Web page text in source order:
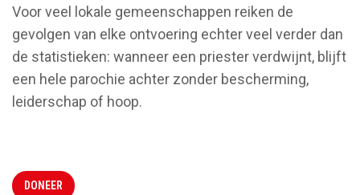
Voor veel lokale gemeenschappen reiken de
gevolgen van elke ontvoering echter veel verder dan
de statistieken: wanneer een priester verdwijnt, blijft
een hele parochie achter zonder bescherming,
leiderschap of hoop.
DONEER